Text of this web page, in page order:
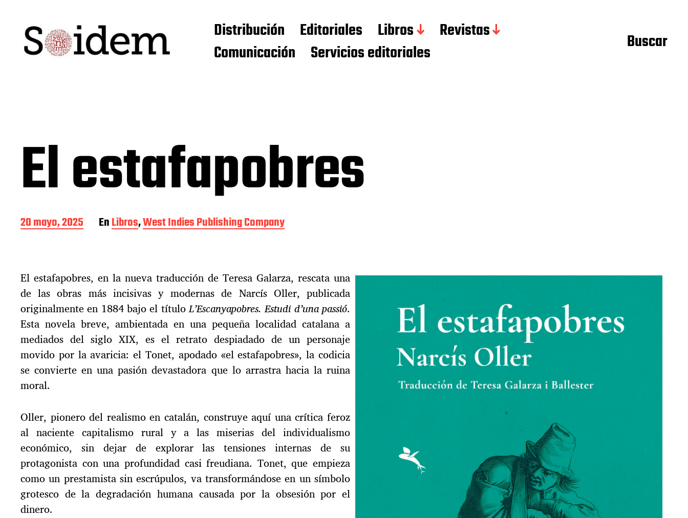
Distribución Editoriales Libros
Revistas
Comunicación
Servicios editoriales Buscar
El estafapobres
F
e
d
e
l
a
e
n
t
r
a
d
a
20 mayo, 2025 EnLibros,West Indies Publishing Company
El estafapobres, en la nueva traducción de Teresa Galarza, rescata una
de las obras más incisivas y modernas de Narcís Oller, publicada
originalmente en 1884 bajo el títuloL’Escanyapobres. Estudi d’una passió.
Esta novela breve, ambientada en una pequeña localidad catalana a
mediados del siglo XIX, es el retrato despiadado de un personaje
movido por la avaricia: el Tonet, apodado «el estafapobres», la codicia
se convierte en una pasión devastadora que lo arrastra hacia la ruina
moral.
Oller, pionero del realismo en catalán, construye aquí una crítica feroz
al naciente capitalismo rural y a las miserias del individualismo
económico, sin dejar de explorar las tensiones internas de su
protagonista con una profundidad casi freudiana. Tonet, que empieza
como un prestamista sin escrúpulos, va transformándose en un símbolo
grotesco de la degradación humana causada por la obsesión por el
dinero.